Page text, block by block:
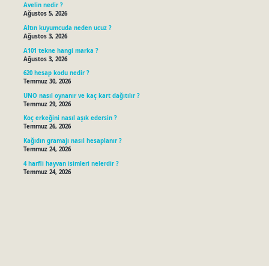
Avelin nedir ?
Ağustos 5, 2026
Altın kuyumcuda neden ucuz ?
Ağustos 3, 2026
A101 tekne hangi marka ?
Ağustos 3, 2026
620 hesap kodu nedir ?
Temmuz 30, 2026
UNO nasıl oynanır ve kaç kart dağıtılır ?
Temmuz 29, 2026
Koç erkeğini nasıl aşık edersin ?
Temmuz 26, 2026
Kağıdın gramajı nasıl hesaplanır ?
Temmuz 24, 2026
4 harfli hayvan isimleri nelerdir ?
Temmuz 24, 2026